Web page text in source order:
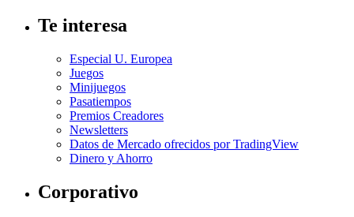
Te interesa
Especial U. Europea
Juegos
Minijuegos
Pasatiempos
Premios Creadores
Newsletters
Datos de Mercado ofrecidos por TradingView
Dinero y Ahorro
Corporativo